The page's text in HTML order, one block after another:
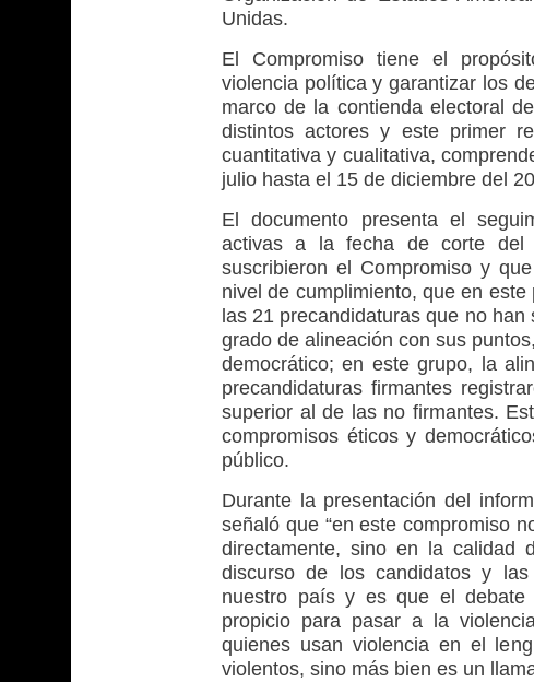
Unidas.
El Compromiso tiene el
violencia política y garantizar los
marco de la contienda electoral
distintos actores y este primer
cuantitativa y cualitativa,
julio hasta el 15 de diciembre del
El documento presenta el
activas a la fecha de corte del
suscribieron el Compromiso y
nivel de cumplimiento, que en
las 21 precandidaturas que no
grado de alineación con sus
democrático; en este grupo, la
precandidaturas firmantes
superior al de las no firmantes.
compromisos éticos y
público.
Durante la presentación del
señaló que “en este compromiso
directamente, sino en la calidad
discurso de los candidatos y
nuestro país y es que el
propicio para pasar a la
quienes usan violencia en el
violentos, sino más bien es un